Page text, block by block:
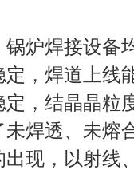
炉焊接设备
，焊道上线
，结晶晶粒
焊透、未熔
现，以射线